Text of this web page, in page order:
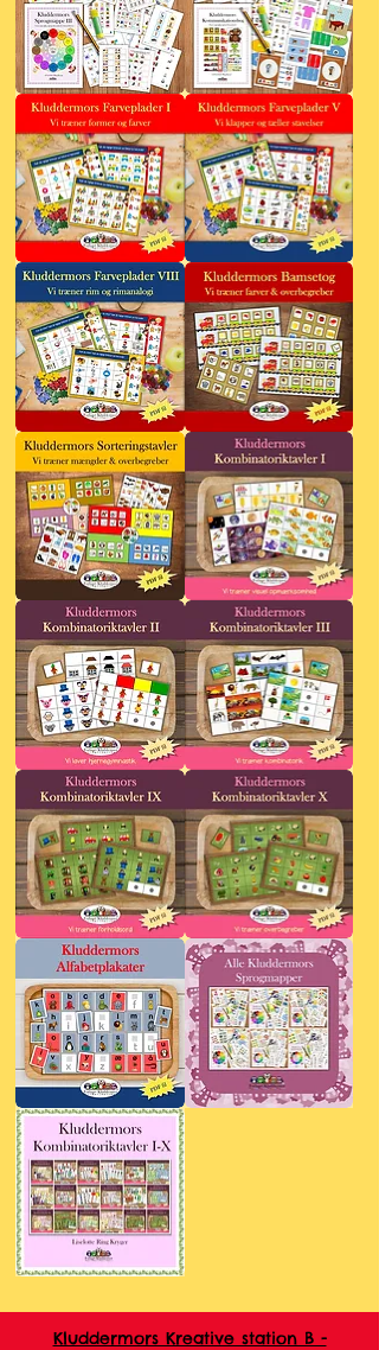
Kluddermors
Sprogmappe
Kluddermors
Kommunikationsbog
Kluddermors
Farveplader
Kluddermors
Farveplader
Kluddermors
Farveplader
VIII
Kluddermors
Bamsetog
Kluddermors
Sorteringstavler
Kluddermors
Kombinatoriktavler
Kluddermors
Kombinatoriktavler
Kluddermors
Kombinatoriktavler
Kluddermors
Kombinatoriktavler
Kluddermors
Kombinatoriktavler
X
Kluddermors
Alfabetplakater
Kluddermors
tre
Sprogmapper
Kluddermors Kreative station B -